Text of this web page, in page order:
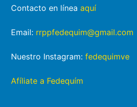
Contacto en líneaaquí
Email: rrppfedequim@gmail.com
Nuestro Instagram:fedequimve
Afíliate a Fedequím